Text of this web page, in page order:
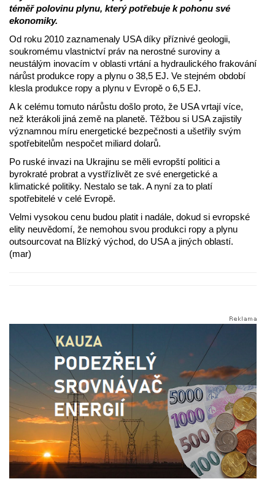
téměř polovinu plynu, který potřebuje k pohonu své
ekonomiky.
Od roku 2010 zaznamenaly USA díky příznivé geologii,
soukromému vlastnictví práv na nerostné suroviny a
neustálým inovacím v oblasti vrtání a hydraulického frakování
nárůst produkce ropy a plynu o 38,5 EJ. Ve stejném období
klesla produkce ropy a plynu v Evropě o 6,5 EJ.
A k celému tomuto nárůstu došlo proto, že USA vrtají více,
než kterákoli jiná země na planetě. Těžbou si USA zajistily
významnou míru energetické bezpečnosti a ušetřily svým
spotřebitelům nespočet miliard dolarů.
Po ruské invazi na Ukrajinu se měli evropští politici a
byrokraté probrat a vystřízlivět ze své energetické a
klimatické politiky. Nestalo se tak. A nyní za to platí
spotřebitelé v celé Evropě.
Velmi vysokou cenu budou platit i nadále, dokud si evropské
elity neuvědomí, že nemohou svou produkci ropy a plynu
outsourcovat na Blízký východ, do USA a jiných oblastí.
(mar)